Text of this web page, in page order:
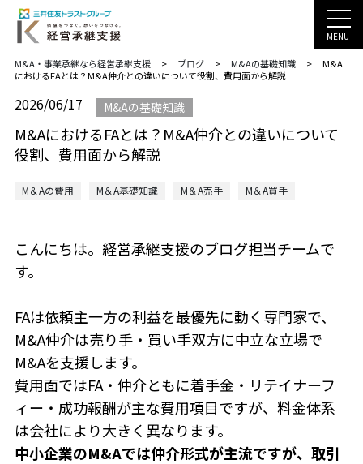
MENU
M&A・事業承継なら経営承継支援 > ブログ > M&Aの基礎知識 >
M&A
におけるFAとは？M&A仲介との違いについて役割、費用面から解説
2026/06/17 M&Aの基礎知識
M&AにおけるFAとは？M&A仲介との違いについて
役割、費用面から解説
M＆Aの費用 M＆A基礎知識 M＆A売手 M＆A買手
こんにちは。経営承継支援のブログ担当チームで
す。
FAは依頼主一方の利益を最優先に動く専門家で、
M&A仲介は売り手・買い手双方に中立な立場で
M&Aを支援します。
費用面ではFA・仲介ともに着手金・リテイナーフ
ィー・成功報酬が主な費用項目ですが、料金体系
は会社により大きく異なります。
中小企業のM&Aでは仲介形式が主流ですが、取引